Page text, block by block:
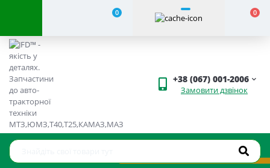
0 0
+38 (067) 001-2006
Замовити дзвінок